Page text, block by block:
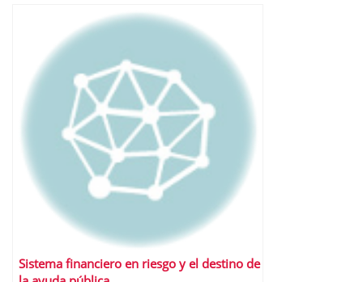
Sistema financiero en riesgo y el destino de